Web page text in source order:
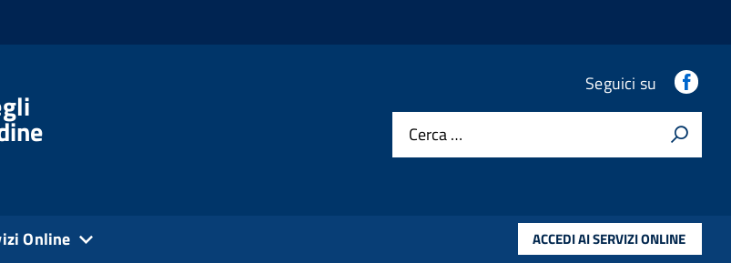
Seguici su
Cerca …
Online ACCEDI AI SERVIZI ONLINE